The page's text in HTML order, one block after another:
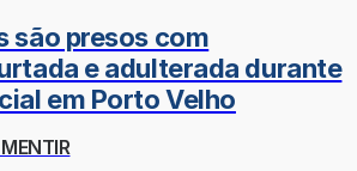
são presos com
e adulterada durante
em Porto Velho